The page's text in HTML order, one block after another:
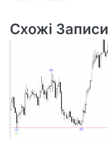
Схожі Записи